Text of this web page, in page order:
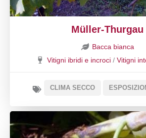
Müller-Thurgau
Bacca bianca
Vitigni ibridi e incroci / Vitigni
CLIMA SECCO